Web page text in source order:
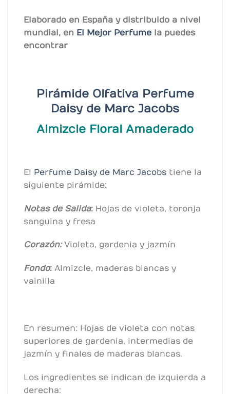
Elaborado en España y distribuido a nivel
mundial, en El Mejor Perfume la puedes
encontrar
Pirámide Olfativa Perfume
Daisy de Marc Jacobs
Almizcle Floral Amaderado
El Perfume Daisy de Marc Jacobs tiene la
siguiente pirámide:
Notas de Salida: Hojas de violeta, toronja
sanguina y fresa
Corazón:Violeta, gardenia y jazmín
Fondo: Almizcle, maderas blancas y
vainilla
En resumen: Hojas de violeta con notas
superiores de gardenia, intermedias de
jazmín y finales de maderas blancas.
Los ingredientes se indican de izquierda a
derecha: